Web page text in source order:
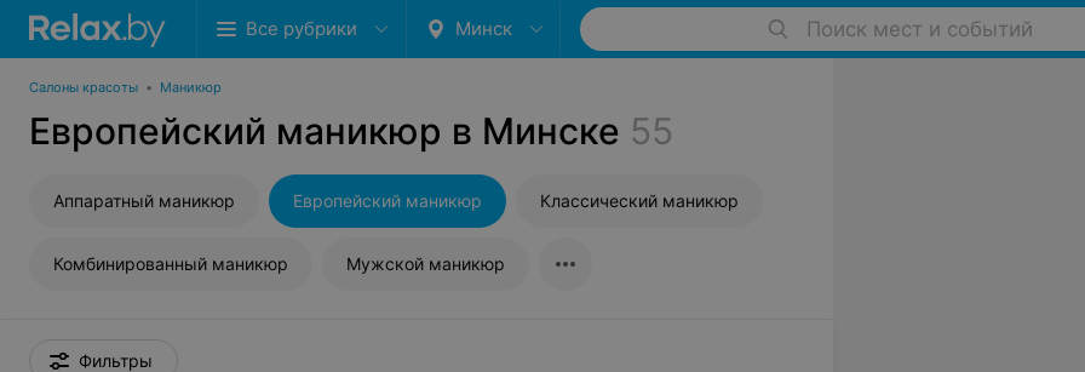
Все рубрики Минск Поиск мест и событий
Салоны красоты • Маникюр
Европейский маникюр в Минске 55
Аппаратный маникюр Европейский маникюр Классический маникюр
Комбинированный маникюр Мужской маникюр
Фильтры